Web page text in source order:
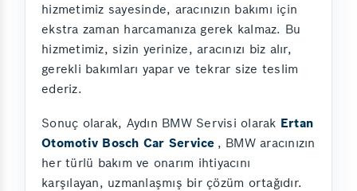
hizmetimiz sayesinde, aracınızın bakımı için
ekstra zaman harcamanıza gerek kalmaz. Bu
hizmetimiz, sizin yerinize, aracınızı biz alır,
gerekli bakımları yapar ve tekrar size teslim
ederiz.
Sonuç olarak, Aydın BMW Servisi olarak Ertan
Otomotiv Bosch Car Service , BMW aracınızın
her türlü bakım ve onarım ihtiyacını
karşılayan, uzmanlaşmış bir çözüm ortağıdır.